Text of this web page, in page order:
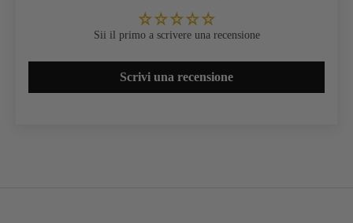
Sii il primo a scrivere una recensione
Scrivi una recensione